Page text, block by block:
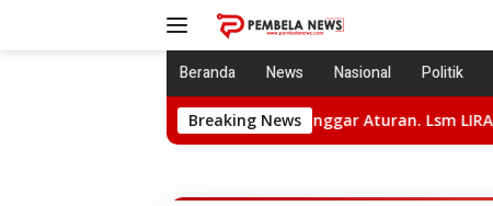
Beranda News Nasional Politik
Breaking News
Diduga Langgar Aturan. Lsm LIRA Bakal Laporkan Ke APH